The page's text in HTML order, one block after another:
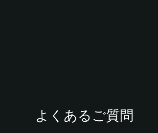
よくあるご質問